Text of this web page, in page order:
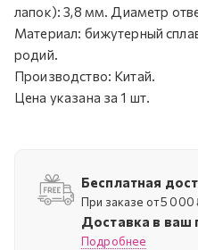
лапок): 3,8 мм. Диаметр
Материал: бижутерный
родий.
Производство: Китай.
Цена указана за 1 шт.
Бесплатная
При заказе от 5 000
Доставка в ваш
Подробнее